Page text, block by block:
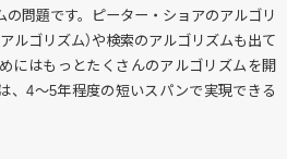
の問題です。ピーター・ショアのアルゴリ
ルゴリズム）や検索のアルゴリズムも出て
にはもっとたくさんのアルゴリズムを開
、4〜5年程度の短いスパンで実現できる